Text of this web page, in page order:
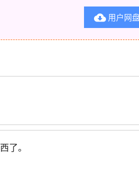
 用户网
了。